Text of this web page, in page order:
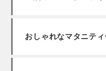
おしゃれなマタニテ